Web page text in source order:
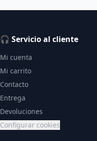
🎧 Servicio al cliente
Mi cuenta
Mi carrito
Contacto
Entrega
Devoluciones
Configurar cookies